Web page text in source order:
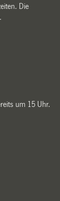
Die
um 15 Uhr.